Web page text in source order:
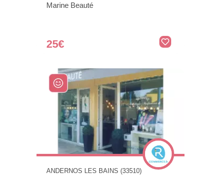
Marine Beauté
25€
ANDERNOS LES BAINS (33510)